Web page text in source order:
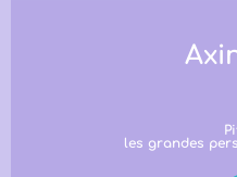
les grandes